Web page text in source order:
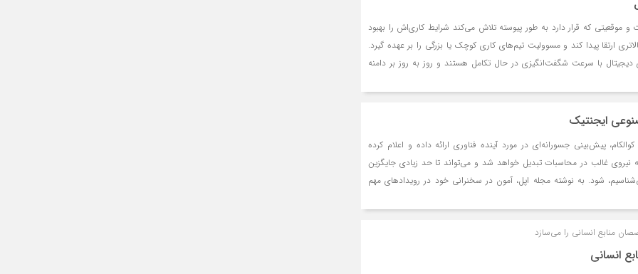
موقعیتی که قرار دارد به طور پیوسته تلاش می‌کند شرایط کاری‌اش را بهبود
ارتقا پیدا کند و مسوولیت تیم‌های کاری کوچک یا بزرگی را بر عهده گیرد.
دیجیتال با سرعت شگفت‌انگیزی در حال تکامل هستند و روز به‌ روز بر دامنه
کوالکام، پیش‌بینی جسورانه‌ای در مورد آینده فناوری ارائه داده و اعلام کرده
غالب در محاسبات تبدیل خواهد شد و می‌تواند تا حد زیادی جایگزین
شود. به نوشته مجله اپل، آمون در سخنرانی خود در رویدادهای مهم
خواهند داد. این چشم‌انداز، نشان‌دهنده‌ تغییر عمیقی از دنیای
از یک دهه گوشی‌های هوشمند و رایانه‌های شخصی را تعریف کرده است.
منابع انسانی را می‌سازد